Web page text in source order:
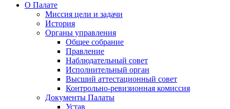
О Палате
Миссия цели и задачи
История
Органы управления
Общее собрание
Правление
Наблюдательный совет
Исполнительный орган
Высший аттестационный совет
Контрольно-ревизионная комиссия
Документы Палаты
Устав